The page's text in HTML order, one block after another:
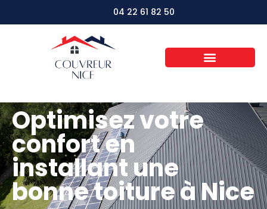
04 22 61 82 50
Optimisez votre
confort en
installant une
bonne toiture à Nice